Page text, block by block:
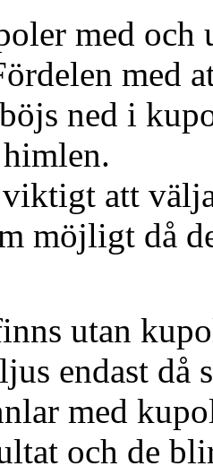
med och
med
ned i
att
möjligt då
utan
endast då
med
och de